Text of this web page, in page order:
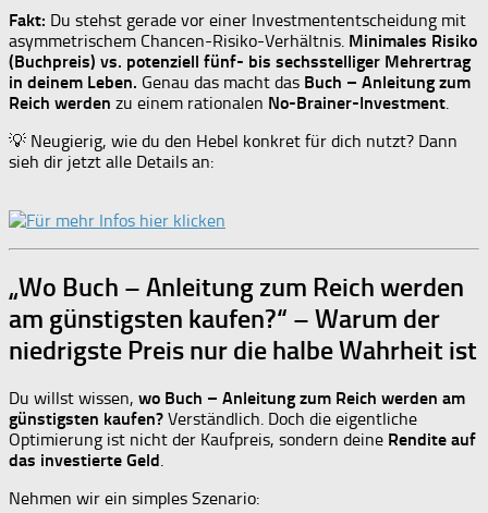
Fakt: Du stehst gerade vor einer Investmententscheidung mit
asymmetrischem Chancen-Risiko-Verhältnis. Minimales Risiko
(Buchpreis) vs. potenziell fünf- bis sechsstelliger Mehrertrag
in deinem Leben. Genau das macht das Buch – Anleitung zum
Reich werden zu einem rationalen No-Brainer-Investment
💡 Neugierig, wie du den Hebel konkret für dich nutzt? Dann
sieh dir jetzt alle Details an:
„Wo Buch – Anleitung zum Reich werden
am günstigsten kaufen?“ – Warum der
niedrigste Preis nur die halbe Wahrheit ist
Du willst wissen, wo Buch – Anleitung zum Reich werden am
günstigsten kaufen? Verständlich. Doch die eigentliche
Optimierung ist nicht der Kaufpreis, sondern deine Rendite auf
das investierte Geld.
Nehmen wir ein simples Szenario: